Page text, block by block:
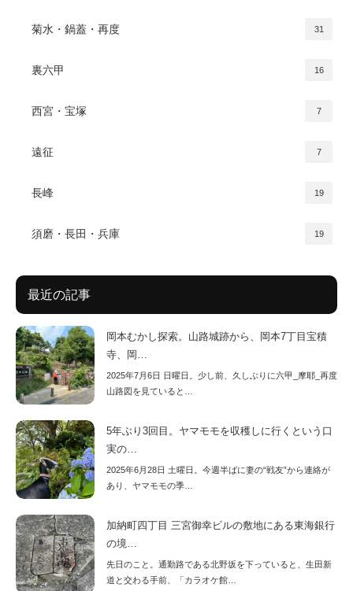
菊水・鍋蓋・再度 31
裏六甲 16
西宮・宝塚 7
遠征 7
長峰 19
須磨・長田・兵庫 19
最近の記事
岡本むかし探索。山路城跡から、岡本7丁目宝積
寺、岡…
2025年7月6日 日曜日。少し前、久しぶりに六甲_摩耶_再度
山路図を見ていると…
5年ぶり3回目。ヤマモモを収穫しに行くという口
実の…
2025年6月28日 土曜日。今週半ばに妻の“戦友”から連絡が
あり、ヤマモモの季…
加納町四丁目 三宮御幸ビルの敷地にある東海銀行
の境…
先日のこと。通勤路である北野坂を下っていると、生田新
道と交わる手前、「カラオケ館…